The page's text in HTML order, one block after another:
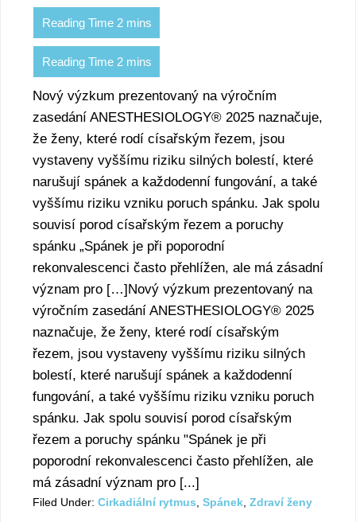
Nový výzkum prezentovaný na výročním
zasedání ANESTHESIOLOGY® 2025 naznačuje,
že ženy, které rodí císařským řezem, jsou
vystaveny vyššímu riziku silných bolestí, které
narušují spánek a každodenní fungování, a také
vyššímu riziku vzniku poruch spánku. Jak spolu
souvisí porod císařským řezem a poruchy
spánku „Spánek je při poporodní
rekonvalescenci často přehlížen, ale má zásadní
význam pro […]Nový výzkum prezentovaný na
výročním zasedání ANESTHESIOLOGY® 2025
naznačuje, že ženy, které rodí císařským
řezem, jsou vystaveny vyššímu riziku silných
bolestí, které narušují spánek a každodenní
fungování, a také vyššímu riziku vzniku poruch
spánku. Jak spolu souvisí porod císařským
řezem a poruchy spánku "Spánek je při
poporodní rekonvalescenci často přehlížen, ale
má zásadní význam pro [...]
Filed Under: Cirkadiální rytmus, Spánek, Zdraví ženy